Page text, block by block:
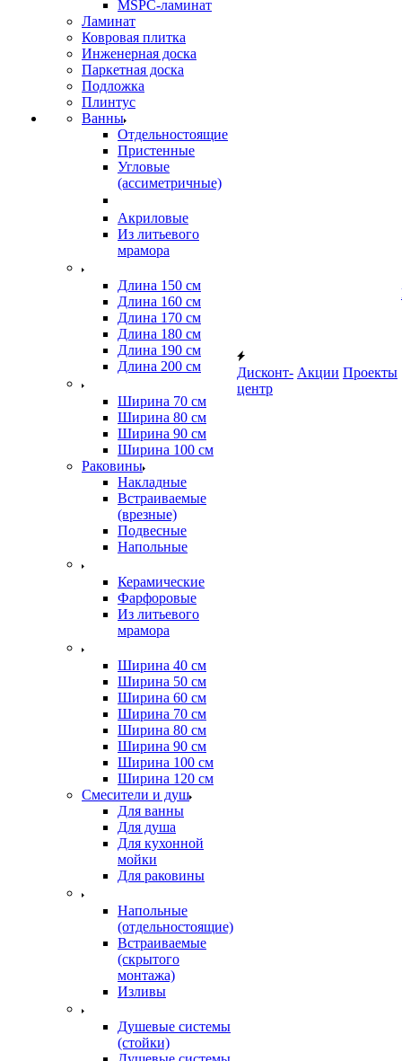
MSPC-ламинат
Ламинат
Ковровая плитка
Инженерная доска
Паркетная доска
Подложка
Плинтус
Ванны
Отдельностоящие
Пристенные
Угловые
(ассиметричные)
Акриловые
Из литьевого
мрамора
Длина 150 см
Длина 160 см
Длина 170 см
Длина 180 см
Длина 190 см
Длина 200 см
Ширина 70 см
Ширина 80 см
Ширина 90 см
Ширина 100 см
Раковины
Накладные
Встраиваемые
(врезные)
Подвесные
Напольные
Керамические
Фарфоровые
Из литьевого
мрамора
Ширина 40 см
Ширина 50 см
Ширина 60 см
Ширина 70 см
Ширина 80 см
Ширина 90 см
Ширина 100 см
Ширина 120 см
Смесители и душ
Для ванны
Для душа
Для кухонной
мойки
Для раковины
Напольные
(отдельностоящие)
Встраиваемые
(скрытого
монтажа)
Изливы
Душевые системы
(стойки)
Дисконт-
центр
Акции Проекты